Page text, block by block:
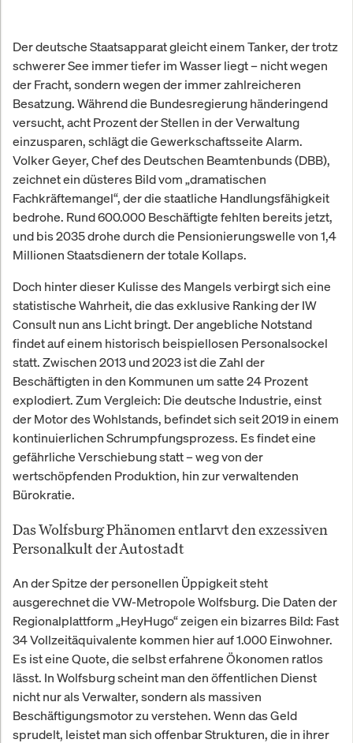
Der deutsche Staatsapparat gleicht einem Tanker, der trotz
schwerer See immer tiefer im Wasser liegt – nicht wegen
der Fracht, sondern wegen der immer zahlreicheren
Besatzung. Während die Bundesregierung händeringend
versucht, acht Prozent der Stellen in der Verwaltung
einzusparen, schlägt die Gewerkschaftsseite Alarm.
Volker Geyer, Chef des Deutschen Beamtenbunds (DBB),
zeichnet ein düsteres Bild vom „dramatischen
Fachkräftemangel“, der die staatliche Handlungsfähigkeit
bedrohe. Rund 600.000 Beschäftigte fehlten bereits jetzt,
und bis 2035 drohe durch die Pensionierungswelle von 1,4
Millionen Staatsdienern der totale Kollaps.
Doch hinter dieser Kulisse des Mangels verbirgt sich eine
statistische Wahrheit, die das exklusive Ranking der IW
Consult nun ans Licht bringt. Der angebliche Notstand
findet auf einem historisch beispiellosen Personalsockel
statt. Zwischen 2013 und 2023 ist die Zahl der
Beschäftigten in den Kommunen um satte 24 Prozent
explodiert. Zum Vergleich: Die deutsche Industrie, einst
der Motor des Wohlstands, befindet sich seit 2019 in einem
kontinuierlichen Schrumpfungsprozess. Es findet eine
gefährliche Verschiebung statt – weg von der
wertschöpfenden Produktion, hin zur verwaltenden
Bürokratie.
Das Wolfsburg Phänomen entlarvt den exzessiven
Personalkult der Autostadt
An der Spitze der personellen Üppigkeit steht
ausgerechnet die VW-Metropole Wolfsburg. Die Daten der
Regionalplattform „HeyHugo“ zeigen ein bizarres Bild: Fast
34 Vollzeitäquivalente kommen hier auf 1.000 Einwohner.
Es ist eine Quote, die selbst erfahrene Ökonomen ratlos
lässt. In Wolfsburg scheint man den öffentlichen Dienst
nicht nur als Verwalter, sondern als massiven
Beschäftigungsmotor zu verstehen. Wenn das Geld
sprudelt, leistet man sich offenbar Strukturen, die in ihrer